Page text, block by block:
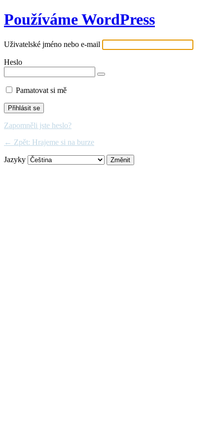
Používáme WordPress
Uživatelské jméno nebo e-mail
Heslo
Pamatovat si mě
Zapomněli jste heslo?
← Zpět: Hrajeme si na burze
Jazyky